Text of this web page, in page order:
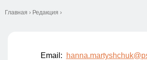
Главная › Редакция ›
Email: